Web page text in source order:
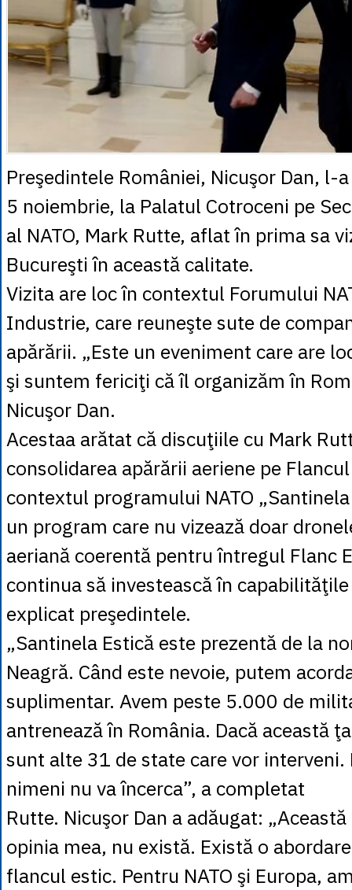
Preşedintele României, Nicuşor Dan, l-
5 noiembrie, la Palatul Cotroceni pe
al NATO, Mark Rutte, aflat în prima sa
Bucureşti în această calitate.
Vizita are loc în contextul Forumului
Industrie, care reuneşte sute de
apărării. „Este un eveniment care are
şi suntem fericiţi că îl organizăm în
Nicuşor Dan.
Acestaa arătat că discuţiile cu Mark
consolidarea apărării aeriene pe
contextul programului NATO
un program care nu vizează doar
aeriană coerentă pentru întregul Flanc
continua să investească în
explicat preşedintele.
„Santinela Estică este prezentă de la
Neagră. Când este nevoie, putem
suplimentar. Avem peste 5.000 de
antrenează în România. Dacă această
sunt alte 31 de state care vor interveni.
nimeni nu va încerca”, a completat
Rutte. Nicuşor Dan a adăugat:
opinia mea, nu există. Există o
flancul estic. Pentru NATO şi Europa,